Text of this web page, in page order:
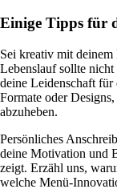
Einige Tipps für
Sei kreativ mit deinem
Lebenslauf sollte
deine Leidenschaft
Formate oder
abzuheben.
Persönliches
deine Motivation und
zeigt. Erzähl uns,
welche Menü-